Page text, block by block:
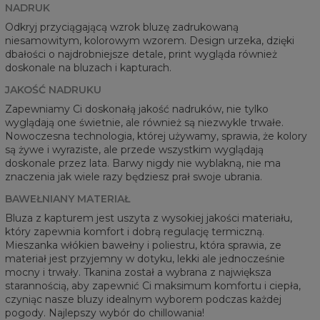
NADRUK
Odkryj przyciągającą wzrok bluzę zadrukowaną
niesamowitym, kolorowym wzorem. Design urzeka, dzięki
dbałości o najdrobniejsze detale, print wygląda również
doskonale na bluzach i kapturach.
JAKOŚĆ NADRUKU
Zapewniamy Ci doskonałą jakość nadruków, nie tylko
wyglądają one świetnie, ale również są niezwykle trwałe.
Nowoczesna technologia, której używamy, sprawia, że kolory
są żywe i wyraziste, ale przede wszystkim wyglądają
doskonale przez lata. Barwy nigdy nie wyblakną, nie ma
znaczenia jak wiele razy będziesz prał swoje ubrania.
BAWEŁNIANY MATERIAŁ
Bluza z kapturem jest uszyta z wysokiej jakości materiału,
który zapewnia komfort i dobrą regulację termiczną.
Mieszanka włókien bawełny i poliestru, która sprawia, ze
materiał jest przyjemny w dotyku, lekki ale jednocześnie
mocny i trwały. Tkanina został a wybrana z największa
starannością, aby zapewnić Ci maksimum komfortu i ciepła,
czyniąc nasze bluzy idealnym wyborem podczas każdej
pogody. Najlepszy wybór do chillowania!